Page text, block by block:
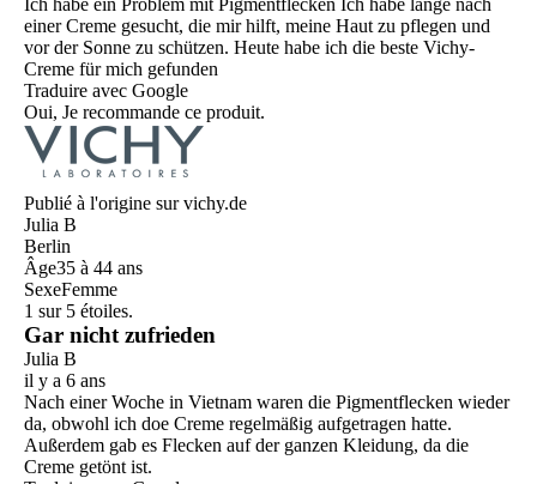
einer Creme gesucht, die mir hilft, meine Haut zu pflegen und
vor der Sonne zu schützen. Heute habe ich die beste Vichy-
Creme für mich gefunden
Traduire avec Google
Oui, Je recommande ce produit.
Publié à l'origine sur vichy.de
Julia B
Berlin
Âge35 à 44 ans
SexeFemme
1 sur 5 étoiles.
Gar nicht zufrieden
Julia B
il y a 6 ans
Nach einer Woche in Vietnam waren die Pigmentflecken wieder
da, obwohl ich doe Creme regelmäßig aufgetragen hatte.
Außerdem gab es Flecken auf der ganzen Kleidung, da die
Creme getönt ist.